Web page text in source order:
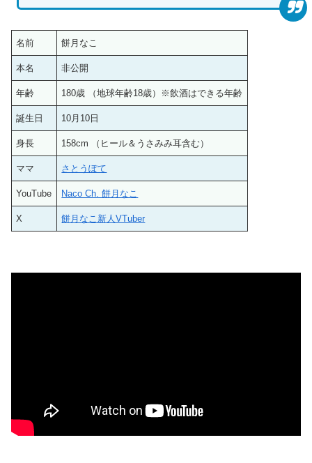
名前 餅月なこ
本名 非公開
年齢 180歳 （地球年齢18歳）※飲酒はできる年齢
誕生日 10月10日
身長 158cm （ヒール＆うさみみ耳含む）
ママ さとうぽて
YouTube Naco Ch. 餅月なこ
X 餅月なこ新人VTuber